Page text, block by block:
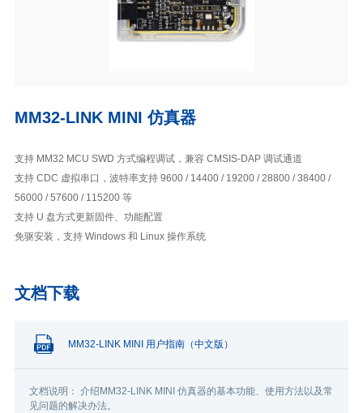
MM32-LINK MINI 仿真器
支持 MM32 MCU SWD 方式编程调试，兼容 CMSIS-DAP 调试通道
支持 CDC 虚拟串口，波特率支持 9600 / 14400 / 19200 / 28800 / 38400 /
56000 / 57600 / 115200 等
支持 U 盘方式更新固件、功能配置
免驱安装，支持 Windows 和 Linux 操作系统
文档下载
MM32-LINK MINI 用户指南（中文版）
文档说明： 介绍MM32-LINK MINI 仿真器的基本功能、使用方法以及常
见问题的解决办法。